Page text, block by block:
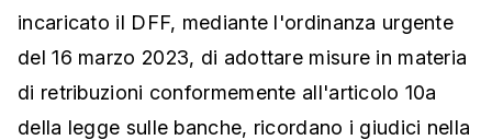
incaricato il DFF, mediante l'ordinanza urgente
del 16 marzo 2023, di adottare misure in materia
di retribuzioni conformemente all'articolo 10a
della legge sulle banche, ricordano i giudici nella